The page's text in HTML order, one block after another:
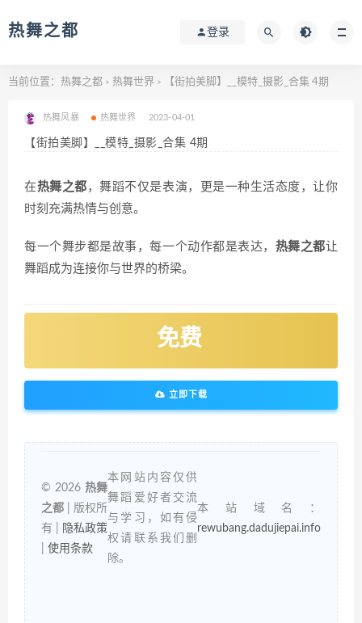
热舞之都 登录
当前位置： 热舞之都 > 热舞世界 > 【街拍美脚】__模特_摄影_合集 4期
热舞风暴 热舞世界 2023-04-01
【街拍美脚】__模特_摄影_合集 4期
在热舞之都 ，舞蹈不仅是表演，更是一种生活态度，让你
时刻充满热情与创意。
每一个舞步都是故事，每一个动作都是表达， 热舞之都让
舞蹈成为连接你与世界的桥梁。
免费
立即下载
© 2026 热舞
之都 | 版权所
有 |
隐私政策
使用条款
本网站内容仅供
舞蹈爱好者交流
与学习，如有侵
权请联系我们删
除。
本站域名：
rewubang.dadujiepai.info